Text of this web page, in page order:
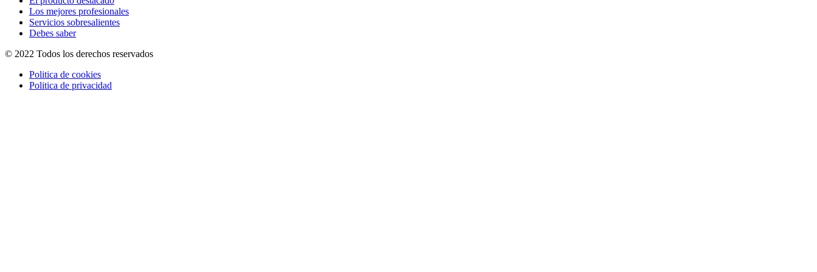
Los mejores profesionales
Servicios sobresalientes
Debes saber
© 2022 Todos los derechos reservados
Politica de cookies
Politica de privacidad